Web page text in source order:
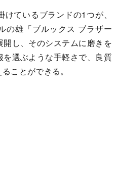
ているブランドの1つが、
の雄「ブルックス ブラザー
し、そのシステムに磨きを
選ぶような手軽さで、良質
ことができる。